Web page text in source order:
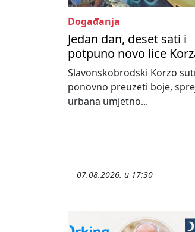
Događanja
Jedan dan, deset sati i
potpuno novo lice
Slavonskobrodski Korzo
ponovno preuzeti boje,
urbana umjetno...
07.08.2026. u 17:30